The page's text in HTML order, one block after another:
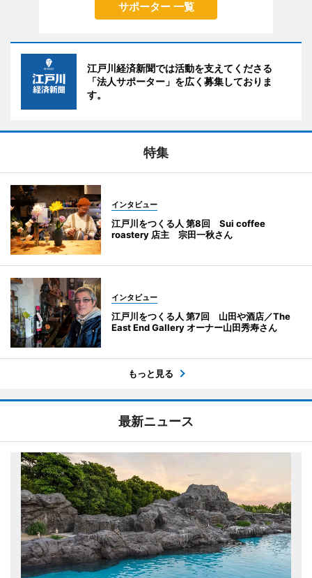
サポーター 一覧
江戸川経済新聞では活動を支えてくださる
「法人サポーター」を広く募集しておりま
す。
特集
インタビュー
江戸川をつくる人 第8回 Sui coffee
roastery 店主 宗田一秋さん
インタビュー
江戸川をつくる人 第7回 山田や酒店／The
East End Gallery オーナー山田秀寿さん
もっと見る
最新ニュース